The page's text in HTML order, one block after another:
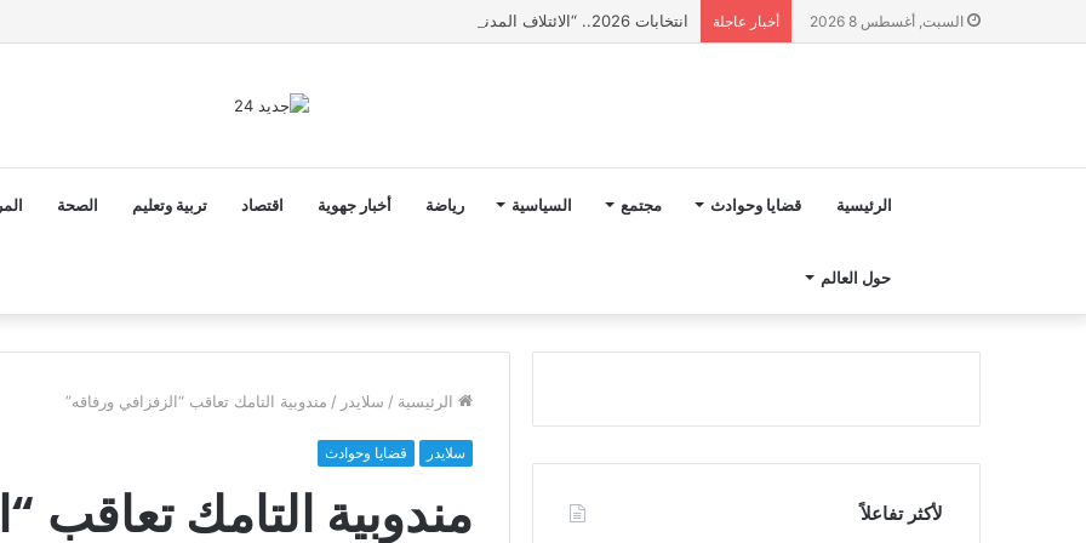
السبت, أغسطس 8 2026 أخبار عاجلة انتخابات 2026.. “الائتلاف المدني من أجل الجبل” يرفع عشرة مطالب أمام الأحزاب لإنصاف المناطق الجبلية
الرئيسية قضايا وحوادث مجتمع السياسية رياضة أخبار جهوية اقتصاد تربية وتعليم الصحة
حول العالم
الرئيسية / سلايدر / مندوبية التامك تعاقب “الزفزافي ورفاقه”
سلايدر قضايا وحوادث
مندوبية التامك تعاقب لأكثر تفاعلاً